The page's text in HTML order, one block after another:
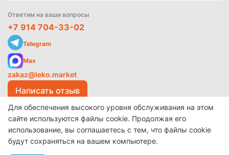
Ответим на ваши вопросы
+7 914 704-33-02
Telegram
Max
zakaz@leko.market
Написать отзыв
© 2017-2026 ООО «Леко»
Для обеспечения высокого уровня обслуживания на этом
сайте используются файлы cookie. Продолжая его
использование, вы соглашаетесь с тем, что файлы cookie
будут сохраняться на вашем компьютере.